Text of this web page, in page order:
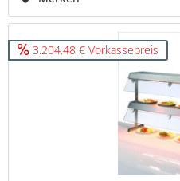
3.204,48 € Vorkassepreis